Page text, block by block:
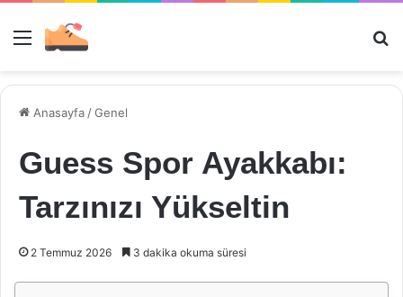
Menü
Anasayfa /Genel
Guess Spor Ayakkabı:
Tarzınızı Yükseltin
2 Temmuz 2026 3 dakika okuma süresi